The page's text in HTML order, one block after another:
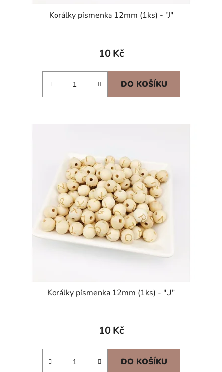
Korálky písmenka 12mm (1ks) - "J"
10 Kč
DO KOŠÍKU
Korálky písmenka 12mm (1ks) - "U"
10 Kč
DO KOŠÍKU